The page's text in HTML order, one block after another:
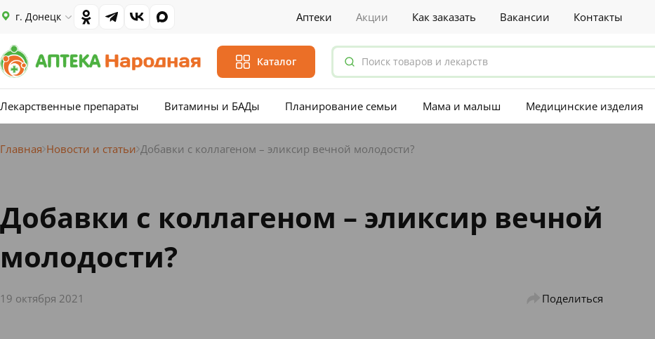
г. Донецк Аптеки Акции Как заказать Вакансии Контакты
Каталог
Лекарственные препараты Витамины и БАДы Планирование семьи Мама и малыш Медицинские изделия
Главная Новости и статьи Добавки с коллагеном – эликсир вечной молодости?
Добавки с коллагеном – эликсир вечной
молодости?
19 октября 2021 Поделиться